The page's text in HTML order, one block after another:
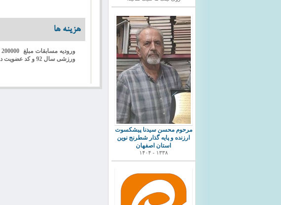
مرحوم محسن سیدنا پیشکسوت
ارزنده و پایه گذار شطرنج نوین
استان اصفهان
۱۳۳۸ - ۱۴۰۴
هزینه ها
ورزشی سال 92 و کد عضویت در سیستم جامع فدراسیون به مسئول ثبت نام الزامی است.